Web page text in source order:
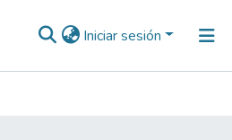
Iniciar sesión